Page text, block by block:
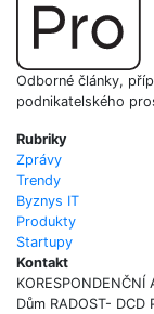
Odborné články,
podnikatelského
Rubriky
Zprávy
Trendy
Byznys IT
Produkty
Startupy
Kontakt
KORESPONDENČNÍ
Dům RADOST-